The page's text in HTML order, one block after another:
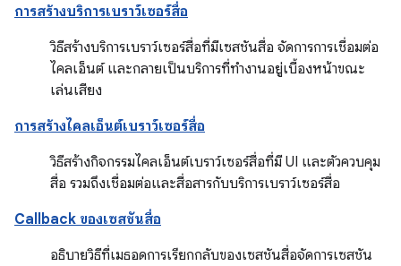
การสร้างบริการเบราว์เซอร์สื่อ
วิธีสร้างบริการเบราว์เซอร์สื่อที่มีเซสชันสื่อ จัดการการเชื่อมต่อ
ไคลเอ็นต์ และกลายเป็นบริการที่ทำงานอยู่เบื้องหน้าขณะ
เล่นเสียง
การสร้างไคลเอ็นต์เบราว์เซอร์สื่อ
วิธีสร้างกิจกรรมไคลเอ็นต์เบราว์เซอร์สื่อที่มี UI และตัวควบคุม
สื่อ รวมถึงเชื่อมต่อและสื่อสารกับบริการเบราว์เซอร์สื่อ
Callback ของเซสชันสื่อ
อธิบายวิธีที่เมธอดการเรียกกลับของเซสชันสื่อจัดการเซสชัน